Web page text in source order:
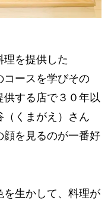
を提供した
コースを学びその
する店で３０年以
くまがえ）さん
顔を見るのが一番好
生かして、料理が